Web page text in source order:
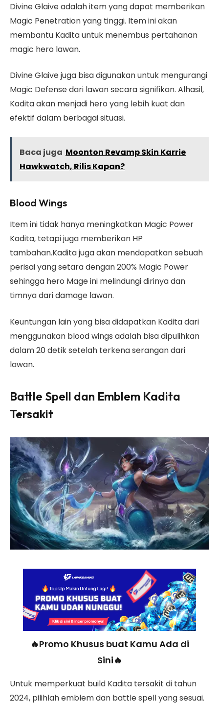
Divine Glaive adalah item yang dapat memberikan
Magic Penetration yang tinggi. Item ini akan
membantu Kadita untuk menembus pertahanan
magic hero lawan.
Divine Glaive juga bisa digunakan untuk mengurangi
Magic Defense dari lawan secara signifikan. Alhasil,
Kadita akan menjadi hero yang lebih kuat dan
efektif dalam berbagai situasi.
Baca juga Moonton Revamp Skin Karrie
Hawkwatch, Rilis Kapan?
Blood Wings
Item ini tidak hanya meningkatkan Magic Power
Kadita, tetapi juga memberikan HP
tambahan.Kadita juga akan mendapatkan sebuah
perisai yang setara dengan 200% Magic Power
sehingga hero Mage ini melindungi dirinya dan
timnya dari damage lawan.
Keuntungan lain yang bisa didapatkan Kadita dari
menggunakan blood wings adalah bisa dipulihkan
dalam 20 detik setelah terkena serangan dari
lawan.
Battle Spell dan Emblem Kadita
Tersakit
🔥Promo Khusus buat Kamu Ada di
Sini🔥
Untuk memperkuat build Kadita tersakit di tahun
2024, pilihlah emblem dan battle spell yang sesuai.